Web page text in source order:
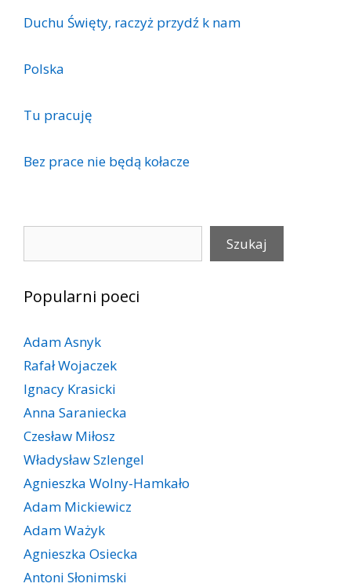
Duchu Święty, raczyż przydź k nam
Polska
Tu pracuję
Bez prace nie będą kołacze
Szukaj
Popularni poeci
Adam Asnyk
Rafał Wojaczek
Ignacy Krasicki
Anna Saraniecka
Czesław Miłosz
Władysław Szlengel
Agnieszka Wolny-Hamkało
Adam Mickiewicz
Adam Ważyk
Agnieszka Osiecka
Antoni Słonimski